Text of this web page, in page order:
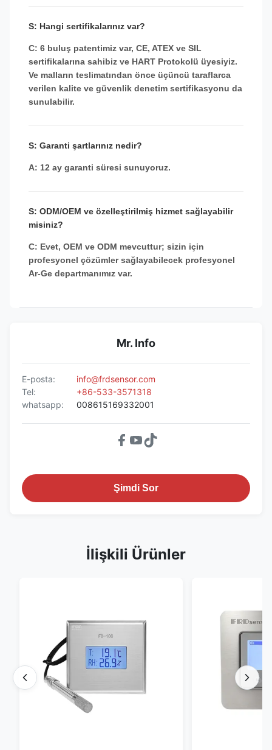
S: Hangi sertifikalarınız var?
C: 6 buluş patentimiz var, CE, ATEX ve SIL
sertifikalarına sahibiz ve HART Protokolü üyesiyiz.
Ve malların teslimatından önce üçüncü taraflarca
verilen kalite ve güvenlik denetim sertifikasyonu da
sunulabilir.
S: Garanti şartlarınız nedir?
A: 12 ay garanti süresi sunuyoruz.
S: ODM/OEM ve özelleştirilmiş hizmet sağlayabilir
misiniz?
C: Evet, OEM ve ODM mevcuttur; sizin için
profesyonel çözümler sağlayabilecek profesyonel
Ar-Ge departmanımız var.
Mr. Info
E-posta:
info@frdsensor.com
Tel:
+86-533-3571318
whatsapp:
008615169332001
Şimdi Sor
İlişkili Ürünler